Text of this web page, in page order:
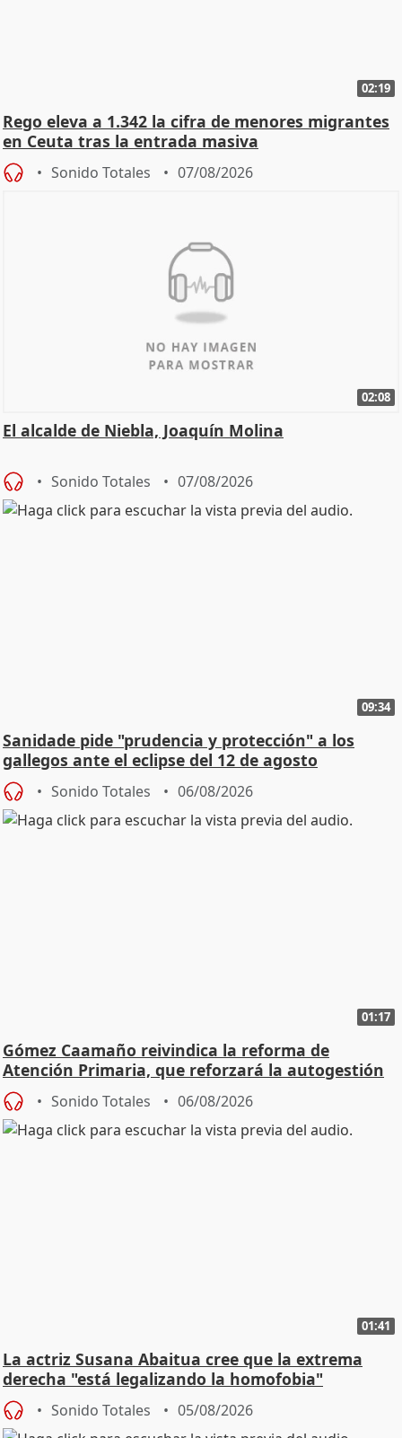
02:19
Rego eleva a 1.342 la cifra de menores migrantes
en Ceuta tras la entrada masiva
Sonido Totales 07/08/2026
02:08
El alcalde de Niebla, Joaquín Molina
Sonido Totales 07/08/2026
09:34
Sanidade pide "prudencia y protección" a los
gallegos ante el eclipse del 12 de agosto
Sonido Totales 06/08/2026
01:17
Gómez Caamaño reivindica la reforma de
Atención Primaria, que reforzará la autogestión
Sonido Totales 06/08/2026
01:41
La actriz Susana Abaitua cree que la extrema
derecha "está legalizando la homofobia"
Sonido Totales 05/08/2026